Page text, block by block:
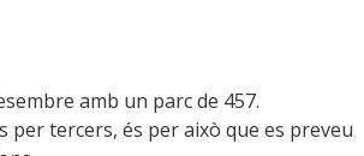
amb un parc de 457.
per tercers, és per això que es preveu